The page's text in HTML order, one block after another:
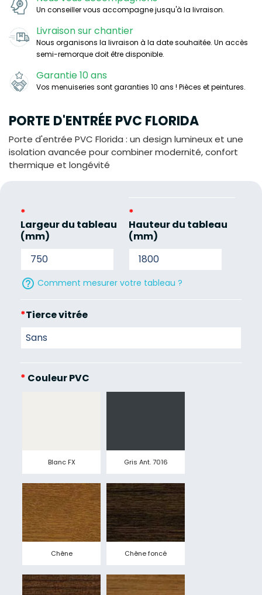
Un conseiller vous accompagne jusqu'à la livraison.
Livraison sur chantier
Nous organisons la livraison à la date souhaitée. Un accès
semi-remorque doit être disponible.
Garantie 10 ans
Vos menuiseries sont garanties 10 ans ! Pièces et peintures.
PORTE D'ENTRÉE PVC FLORIDA
Porte d'entrée PVC Florida : un design lumineux et une
isolation avancée pour combiner modernité, confort
thermique et longévité
*
Largeur du tableau
(mm)
*
Hauteur du tableau
(mm)
help_outline Comment mesurer votre tableau ?
*Tierce vitrée
* Couleur PVC
Blanc FX Gris Ant. 7016
Chêne Chêne foncé